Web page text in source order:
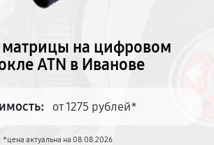
на цифровом
ATN в Иванове
от 1275 рублей*
*цена актуальна на 08.08.2026